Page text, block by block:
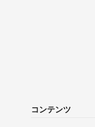
コンテンツ